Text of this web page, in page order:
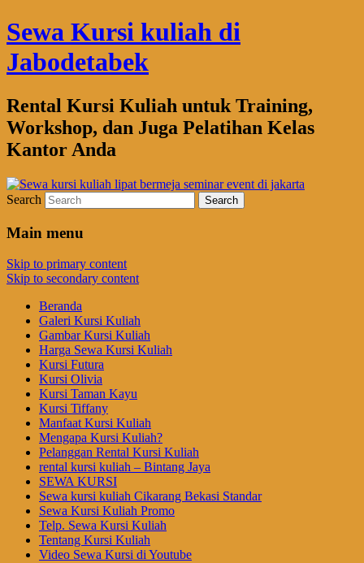
Sewa Kursi kuliah di
Jabodetabek
Rental Kursi Kuliah untuk Training,
Workshop, dan Juga Pelatihan Kelas
Kantor Anda
Search
Main menu
Skip to primary content
Skip to secondary content
Beranda
Galeri Kursi Kuliah
Gambar Kursi Kuliah
Harga Sewa Kursi Kuliah
Kursi Futura
Kursi Olivia
Kursi Taman Kayu
Kursi Tiffany
Manfaat Kursi Kuliah
Mengapa Kursi Kuliah?
Pelanggan Rental Kursi Kuliah
rental kursi kuliah – Bintang Jaya
SEWA KURSI
Sewa kursi kuliah Cikarang Bekasi Standar
Sewa Kursi Kuliah Promo
Telp. Sewa Kursi Kuliah
Tentang Kursi Kuliah
Video Sewa Kursi di Youtube